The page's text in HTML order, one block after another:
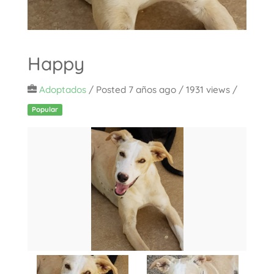
Happy
Adoptados/ Posted 7 años ago/ 1931 views /
Popular